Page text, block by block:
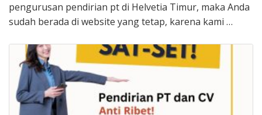
pengurusan pendirian pt di Helvetia Timur, maka Anda
sudah berada di website yang tetap, karena kami …